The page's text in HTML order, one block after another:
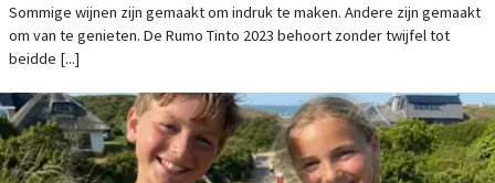
Sommige wijnen zijn gemaakt om indruk te maken. Andere zijn gemaakt
om van te genieten. De Rumo Tinto 2023 behoort zonder twijfel tot
beidde [...]